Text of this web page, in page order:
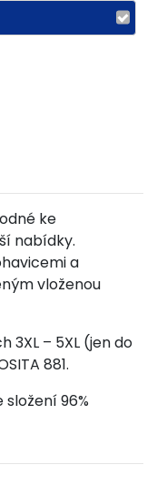
ke
nabídky.
a
vloženou
3XL – 5XL (jen do
881.
96%